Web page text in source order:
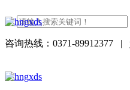
咨询热线：0371-89912377 |